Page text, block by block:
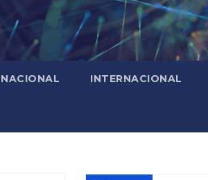
NACIONAL INTERNACIONAL